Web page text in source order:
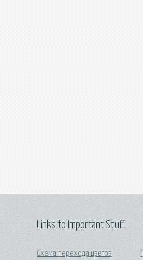
Links to Important Stuff
Схема перехода цветов